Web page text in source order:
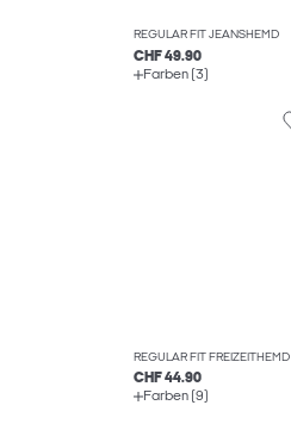
REGULAR FIT JEANSHEMD
CHF 49.90
Farben (3)
REGULAR FIT FREIZEITHEMD
CHF 44.90
Farben (9)